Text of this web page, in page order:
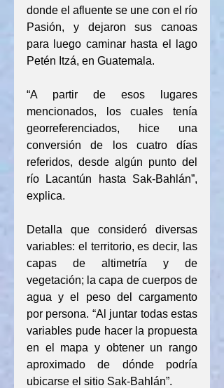
donde el afluente se une con el río
Pasión, y dejaron sus canoas
para luego caminar hasta el lago
Petén Itzá, en Guatemala.
“A partir de esos lugares
mencionados, los cuales tenía
georreferenciados, hice una
conversión de los cuatro días
referidos, desde algún punto del
río Lacantún hasta Sak-Bahlán”,
explica.
Detalla que consideró diversas
variables: el territorio, es decir, las
capas de altimetría y de
vegetación; la capa de cuerpos de
agua y el peso del cargamento
por persona. “Al juntar todas estas
variables pude hacer la propuesta
en el mapa y obtener un rango
aproximado de dónde podría
ubicarse el sitio Sak-Bahlán”.